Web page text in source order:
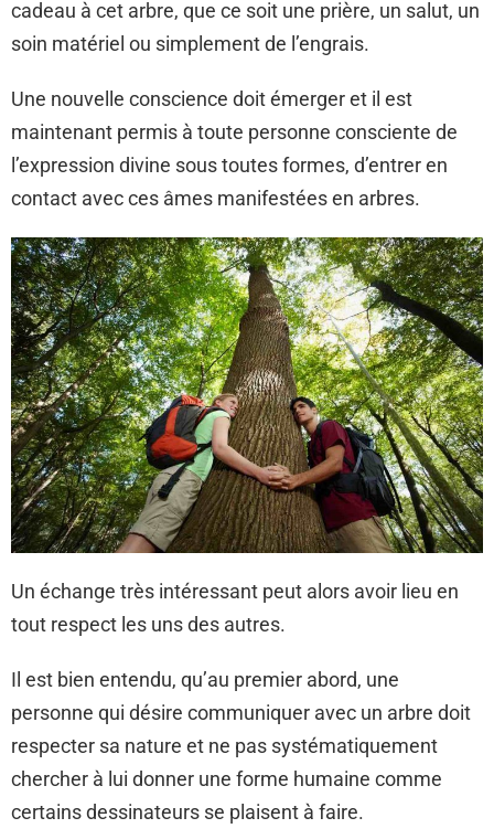
cadeau à cet arbre, que ce soit une prière, un salut, un
soin matériel ou simplement de l’engrais.
Une nouvelle conscience doit émerger et il est
maintenant permis à toute personne consciente de
l’expression divine sous toutes formes, d’entrer en
contact avec ces âmes manifestées en arbres.
Un échange très intéressant peut alors avoir lieu en
tout respect les uns des autres.
Il est bien entendu, qu’au premier abord, une
personne qui désire communiquer avec un arbre doit
respecter sa nature et ne pas systématiquement
chercher à lui donner une forme humaine comme
certains dessinateurs se plaisent à faire.